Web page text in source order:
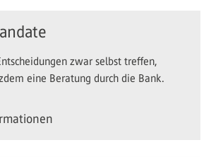
zwar selbst treffen,
eine Beratung durch die Bank.